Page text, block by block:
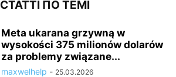
СТАТТІ ПО ТЕМІ
Meta ukarana grzywną w
wysokości 375 milionów dolarów
za problemy związane...
maxwelhelp - 25.03.2026